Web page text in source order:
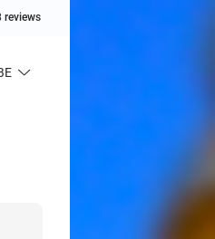
reviews